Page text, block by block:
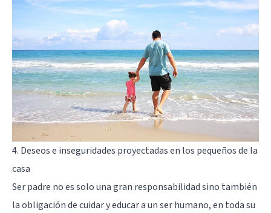
4. Deseos e inseguridades proyectadas en los pequeños de la
casa
Ser padre no es solo una gran responsabilidad sino también
la obligación de cuidar y educar a un ser humano, en toda su